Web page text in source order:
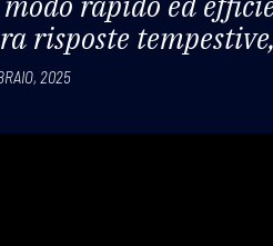
risposte
2025